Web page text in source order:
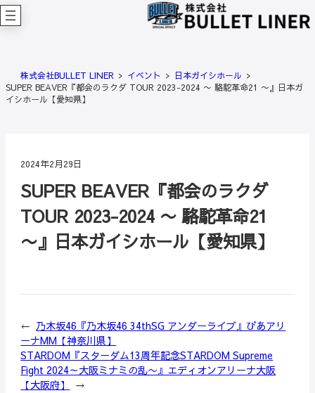
内
容
ッ
プ
株式会社BULLET LINER イベント
日本ガイシホール
SUPER BEAVER『都会のラクダ TOUR 2023-2024 〜 駱駝革命21 〜』日本ガ
イシホール【愛知県】
2024年2月29日
SUPER BEAVER『都会のラクダ
TOUR 2023-2024 〜 駱駝革命21
〜』日本ガイシホール【愛知県】
← 乃木坂46『乃木坂46 34thSG アンダーライブ』ぴあアリ
ーナMM【神奈川県】
STARDOM『スターダム13周年記念STARDOM Supreme
Fight 2024～大阪ミナミの乱〜』エディオンアリーナ大阪
【大阪府】
→